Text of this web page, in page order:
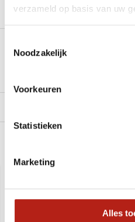
verzameld op basis van uw
Noodzakelijk
Voorkeuren
Statistieken
Marketing
Alles
Klik hier om een